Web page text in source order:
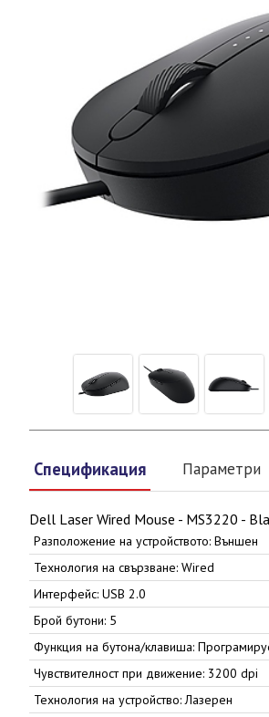
Спецификация Параметри
Dell Laser Wired Mouse - MS3220 -
Разположение на устройството: Външен
Технология на свързване: Wired
Интерфейс: USB 2.0
Брой бутони: 5
Функция на бутона/клавиша:
Чувствителност при движение: 3200 dpi
Технология на устройство: Лазерен